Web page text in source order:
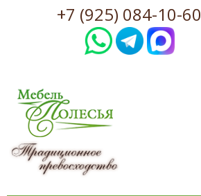
+7 (925) 084-10-60